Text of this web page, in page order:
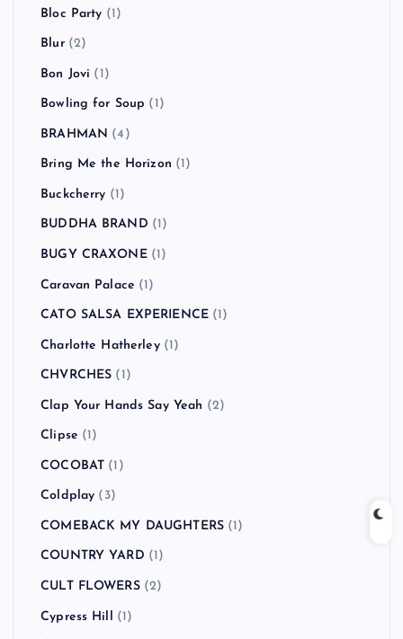
Bloc Party (1)
Blur(2)
Bon Jovi (1)
Bowling for Soup (1)
BRAHMAN (4)
Bring Me the Horizon (1)
Buckcherry (1)
BUDDHA BRAND (1)
BUGY CRAXONE(1)
Caravan Palace (1)
CATO SALSA EXPERIENCE (1)
Charlotte Hatherley(1)
CHVRCHES (1)
Clap Your Hands Say Yeah (2)
Clipse (1)
COCOBAT (1)
Coldplay (3)
COMEBACK MY DAUGHTERS (1)
COUNTRY YARD (1)
CULT FLOWERS(2)
Cypress Hill (1)